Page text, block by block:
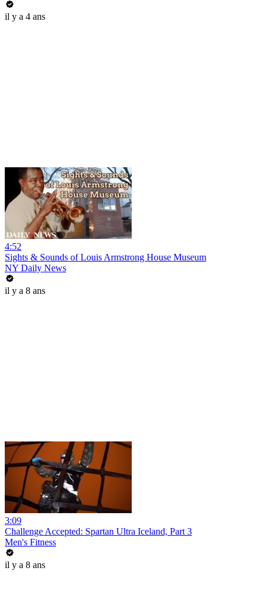
il y a 4 ans
4:52
Sights & Sounds of Louis Armstrong House Museum
NY Daily News
il y a 8 ans
3:09
Challenge Accepted: Spartan Ultra Iceland, Part 3
Men's Fitness
il y a 8 ans